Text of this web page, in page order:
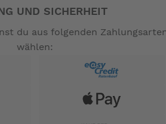
UND SICHERHEIT
du aus folgenden
wählen: